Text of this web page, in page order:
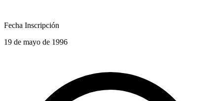
Fecha Inscripción
19 de mayo de 1996